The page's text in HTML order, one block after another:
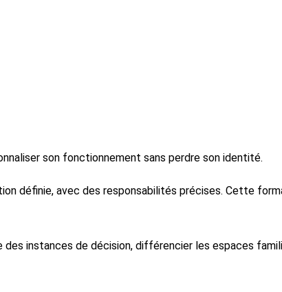
son fonctionnement sans perdre son identité.
définie, avec des responsabilités précises. Cette
instances de décision, différencier les espaces